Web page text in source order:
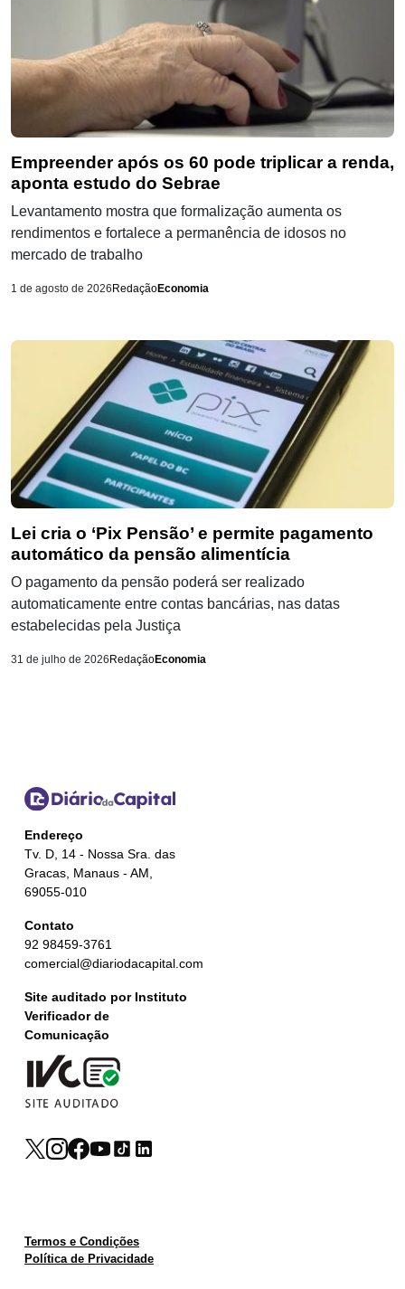
Empreender após os 60 pode triplicar a renda,
aponta estudo do Sebrae
Levantamento mostra que formalização aumenta os
rendimentos e fortalece a permanência de idosos no
mercado de trabalho
1 de agosto de 2026 RedaçãoEconomia
Lei cria o ‘Pix Pensão’ e permite pagamento
automático da pensão alimentícia
O pagamento da pensão poderá ser realizado
automaticamente entre contas bancárias, nas datas
estabelecidas pela Justiça
31 de julho de 2026 RedaçãoEconomia
Endereço
Tv. D, 14 - Nossa Sra. das
Gracas, Manaus - AM,
69055-010
Contato
92 98459-3761
comercial@diariodacapital.com
Site auditado por Instituto
Verificador de
Comunicação
Termos e Condições
Política de Privacidade